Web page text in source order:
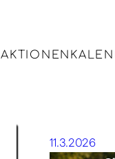
AKTIONEN
11.3.2026